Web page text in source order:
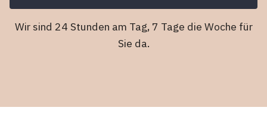
Wir sind 24 Stunden am Tag, 7 Tage die Woche für
Sie da.